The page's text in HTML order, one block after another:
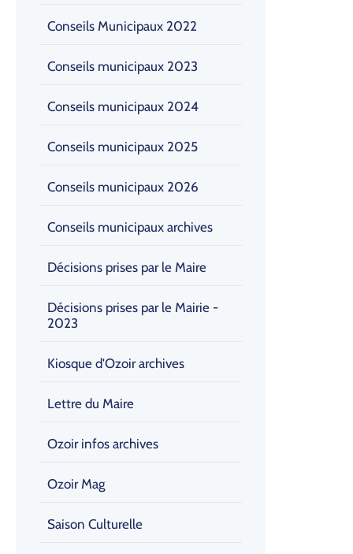
Conseils Municipaux 2022
Conseils municipaux 2023
Conseils municipaux 2024
Conseils municipaux 2025
Conseils municipaux 2026
Conseils municipaux archives
Décisions prises par le Maire
Décisions prises par le Mairie -
2023
Kiosque d'Ozoir archives
Lettre du Maire
Ozoir infos archives
Ozoir Mag
Saison Culturelle